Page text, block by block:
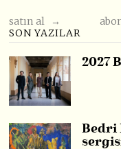
satın al →
SON YAZILAR
2027
Bedri